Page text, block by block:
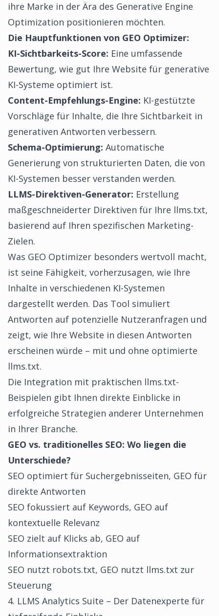
ihre Marke in der Ära des Generative Engine
Optimization positionieren möchten.
Die Hauptfunktionen von GEO Optimizer:
KI-Sichtbarkeits-Score: Eine umfassende
Bewertung, wie gut Ihre Website für generative
KI-Systeme optimiert ist.
Content-Empfehlungs-Engine: KI-gestützte
Vorschläge für Inhalte, die Ihre Sichtbarkeit in
generativen Antworten verbessern.
Schema-Optimierung: Automatische
Generierung von strukturierten Daten, die von
KI-Systemen besser verstanden werden.
LLMS-Direktiven-Generator: Erstellung
maßgeschneiderter Direktiven für Ihre llms.txt,
basierend auf Ihren spezifischen Marketing-
Zielen.
Was GEO Optimizer besonders wertvoll macht,
ist seine Fähigkeit, vorherzusagen, wie Ihre
Inhalte in verschiedenen KI-Systemen
dargestellt werden. Das Tool simuliert
Antworten auf potenzielle Nutzeranfragen und
zeigt, wie Ihre Website in diesen Antworten
erscheinen würde – mit und ohne optimierte
llms.txt.
Die Integration mit praktischen llms.txt-
Beispielen gibt Ihnen direkte Einblicke in
erfolgreiche Strategien anderer Unternehmen
in Ihrer Branche.
GEO vs. traditionelles SEO: Wo liegen die
Unterschiede?
SEO optimiert für Suchergebnisseiten, GEO für
direkte Antworten
SEO fokussiert auf Keywords, GEO auf
kontextuelle Relevanz
SEO zielt auf Klicks ab, GEO auf
Informationsextraktion
SEO nutzt robots.txt, GEO nutzt llms.txt zur
Steuerung
4. LLMS Analytics Suite – Der Datenexperte für